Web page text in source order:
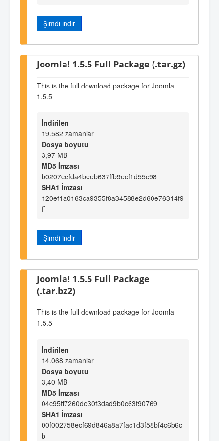
Şimdi indir
Joomla! 1.5.5 Full Package (.tar.gz)
This is the full download package for Joomla!
1.5.5
İndirilen
19.582 zamanlar
Dosya boyutu
3,97 MB
MD5 İmzası
b0207cefda4beeb637ffb9ecf1d55c98
SHA1 İmzası
120ef1a0163ca9355f8a34588e2d60e76314f9
ff
Şimdi indir
Joomla! 1.5.5 Full Package
(.tar.bz2)
This is the full download package for Joomla!
1.5.5
İndirilen
14.068 zamanlar
Dosya boyutu
3,40 MB
MD5 İmzası
04c95ff7260de30f3dad9b0c63f90769
SHA1 İmzası
00f002758ecf69d846a8a7fac1d3f58bf4c6b6c
b